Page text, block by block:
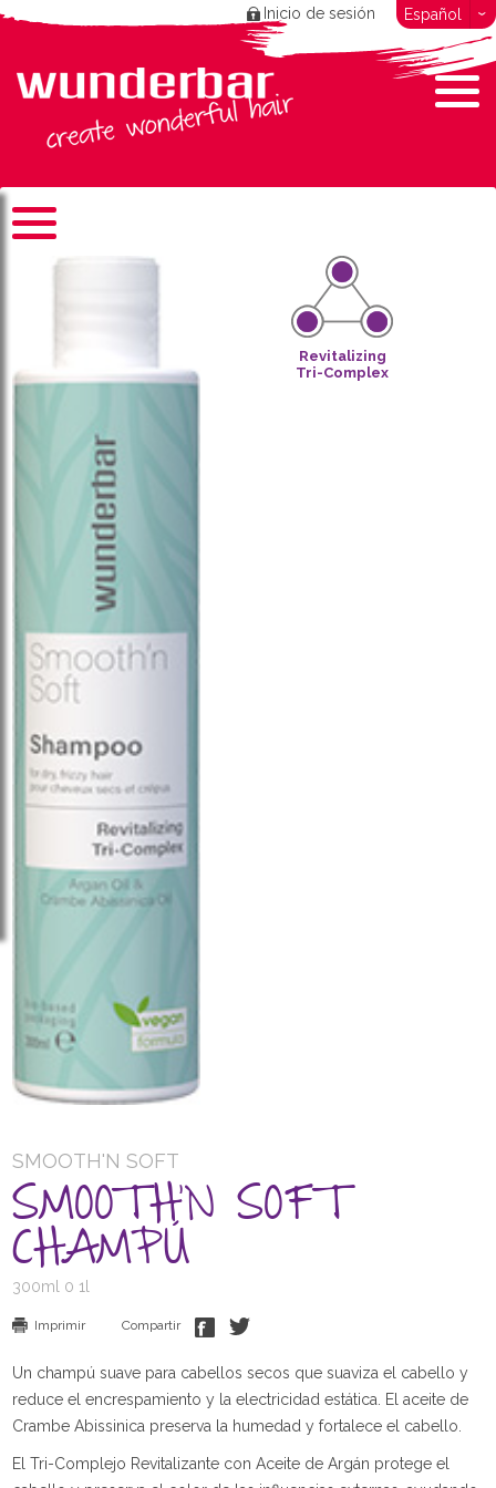
Inicio de sesión Español
Revitalizing
Tri-Complex
SMOOTH'N SOFT
SMOOTH'N SOFT
CHAMPÚ
300ml 0 1l
Imprimir Compartir
Un champú suave para cabellos secos que suaviza el cabello y
reduce el encrespamiento y la electricidad estática. El aceite de
Crambe Abissinica preserva la humedad y fortalece el cabello.
El Tri-Complejo Revitalizante con Aceite de Argán protege el